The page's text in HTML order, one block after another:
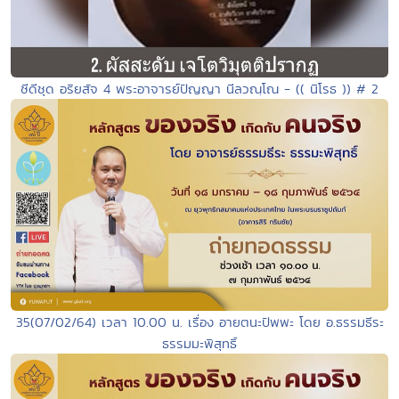
ซีดีชุด อริยสัจ 4 พระอาจารย์ปัญญา นีลวณฺโณ - (( นิโรธ )) # 2
35(07/02/64) เวลา 10.00 น. เรื่อง อายตนะปัพพะ โดย อ.ธรรมธีระ
ธรรมมะพิสุทธิ์